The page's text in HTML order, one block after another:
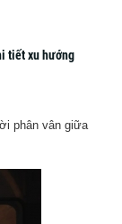
tiết xu hướng
phân vân giữa